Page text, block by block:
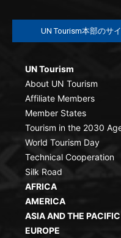
UN Tourism本部のサ
UN Tourism
About UN Tourism
Affiliate Members
Member States
Tourism in the 2030
World Tourism Day
Technical Cooperation
Silk Road
AFRICA
AMERICA
ASIA AND THE PACIFIC
EUROPE